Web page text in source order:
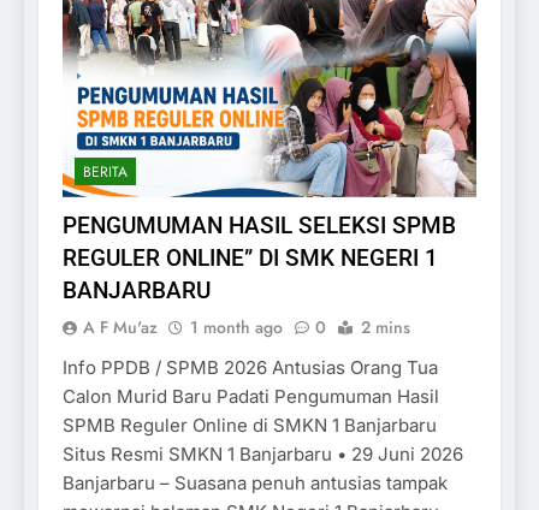
BERITA
PENGUMUMAN HASIL SELEKSI SPMB
REGULER ONLINE” DI SMK NEGERI 1
BANJARBARU
A F Mu'az 1 month ago 0 2 mins
Info PPDB / SPMB 2026 Antusias Orang Tua
Calon Murid Baru Padati Pengumuman Hasil
SPMB Reguler Online di SMKN 1 Banjarbaru
Situs Resmi SMKN 1 Banjarbaru • 29 Juni 2026
Banjarbaru – Suasana penuh antusias tampak